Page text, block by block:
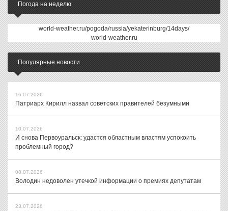
Погода на неделю
world-weather.ru/pogoda/russia/yekaterinburg/14days/
world-weather.ru
Популярные новости
16.07.2026
Патриарх Кирилл назвал советских правителей безумными
10.07.2026
И снова Первоуральск: удастся областным властям успокоить
проблемный город?
08.07.2026
Володин недоволен утечкой информации о премиях депутатам
23.07.2026